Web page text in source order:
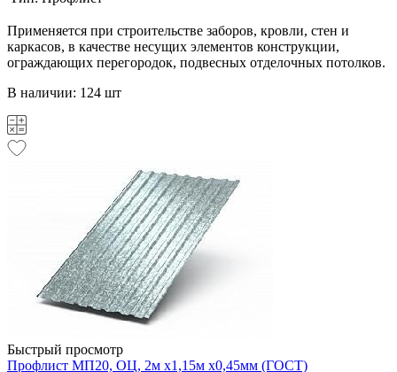
Применяется при строительстве заборов, кровли, стен и
каркасов, в качестве несущих элементов конструкции,
ограждающих перегородок, подвесных отделочных потолков.
В наличии: 124 шт
Быстрый просмотр
Профлист МП20, ОЦ, 2м х1,15м х0,45мм (ГОСТ)